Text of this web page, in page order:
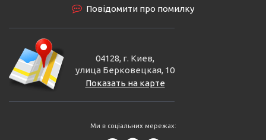
Повідомити про помилку
04128, г. Киев,
улица Берковецкая, 10
Показать на карте
Ми в соціальних мережах: